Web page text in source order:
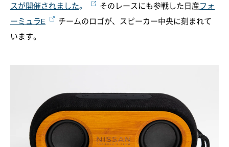
スが開催されました。 そのレースにも参戦した日産フォ
ーミュラE
チームのロゴが、スピーカー中央に刻まれて
います。